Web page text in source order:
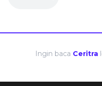
Ingin baca Ceritra